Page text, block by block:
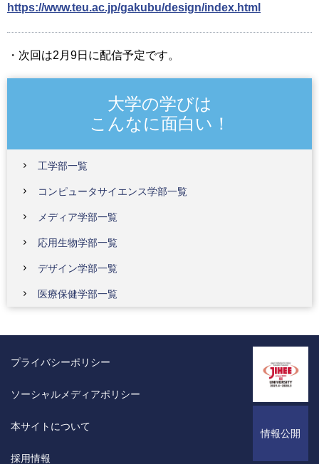
https://www.teu.ac.jp/gakubu/design/index.html
・次回は2月9日に配信予定です。
大学の学びは
こんなに面白い！
工学部一覧
コンピュータサイエンス学部一覧
メディア学部一覧
応用生物学部一覧
デザイン学部一覧
医療保健学部一覧
情報公開
プライバシーポリシー
ソーシャルメディアポリシー
本サイトについて
採用情報